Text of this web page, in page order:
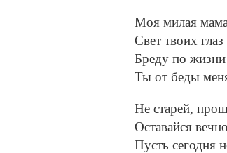
Моя милая
Свет твоих
Бреду по жизни
Ты от беды
Не старей,
Оставайся
Пусть сегодня